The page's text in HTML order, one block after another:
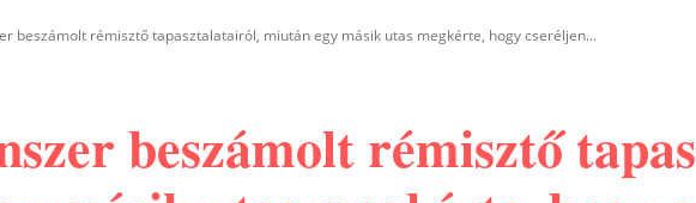
beszámolt rémisztő tapasztalatairól, miután egy másik utas megkérte, hogy cseréljen...
beszámolt rémisztő